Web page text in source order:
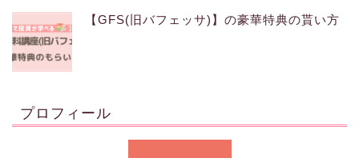
【GFS(旧バフェッサ)】の豪華特典の貰い方
プロフィール